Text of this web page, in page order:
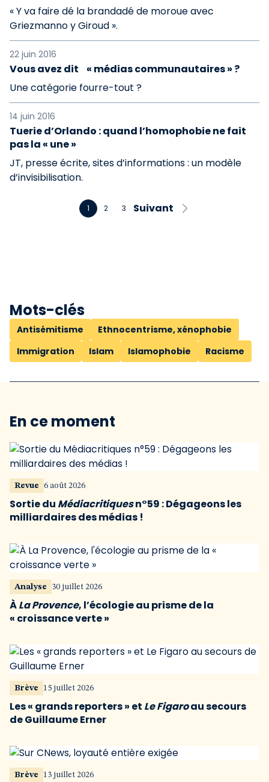
« Y va faire dé la brandadé de moroue avec
Griezmanno y Giroud ».
22 juin 2016
Vous avez dit « médias communautaires » ?
Une catégorie fourre-tout ?
14 juin 2016
Tuerie d’Orlando : quand l’homophobie ne fait
pas la « une »
JT, presse écrite, sites d’informations : un modèle
d’invisibilisation.
1 2 3 Suivant
Mots-clés
Antisémitisme
Ethnocentrisme, xénophobie
Immigration
Islam Islamophobie Racisme
En ce moment
Revue 6 août 2026
Sortie du Médiacritiquesn°59 : Dégageons les
milliardaires des médias !
Analyse 30 juillet 2026
ÀLa Provence, l’écologie au prisme de la
« croissance verte »
Brève 15 juillet 2026
Les « grands reporters » et Le Figaroau secours
de Guillaume Erner
Brève 13 juillet 2026